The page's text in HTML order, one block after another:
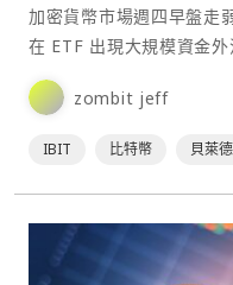
加密貨幣市場週四早盤走
在 ETF 出現大規模資金
保守。⋯
zombit jeff
IBIT 比特幣 貝萊德